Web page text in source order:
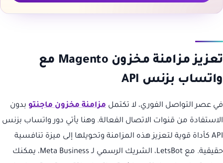
تعزيز مزامنة مخزون Magento مع
واتساب بزنس API
في عصر التواصل الفوري، لا تكتمل مزامنة مخزون ماجنتو بدون
الاستفادة من قنوات الاتصال الفعالة. وهنا يأتي دور واتساب بزنس
API كأداة قوية لتعزيز هذه المزامنة وتحويلها إلى ميزة تنافسية
حقيقية. مع LetsBot، الشريك الرسمي لـ Meta Business، يمكنك